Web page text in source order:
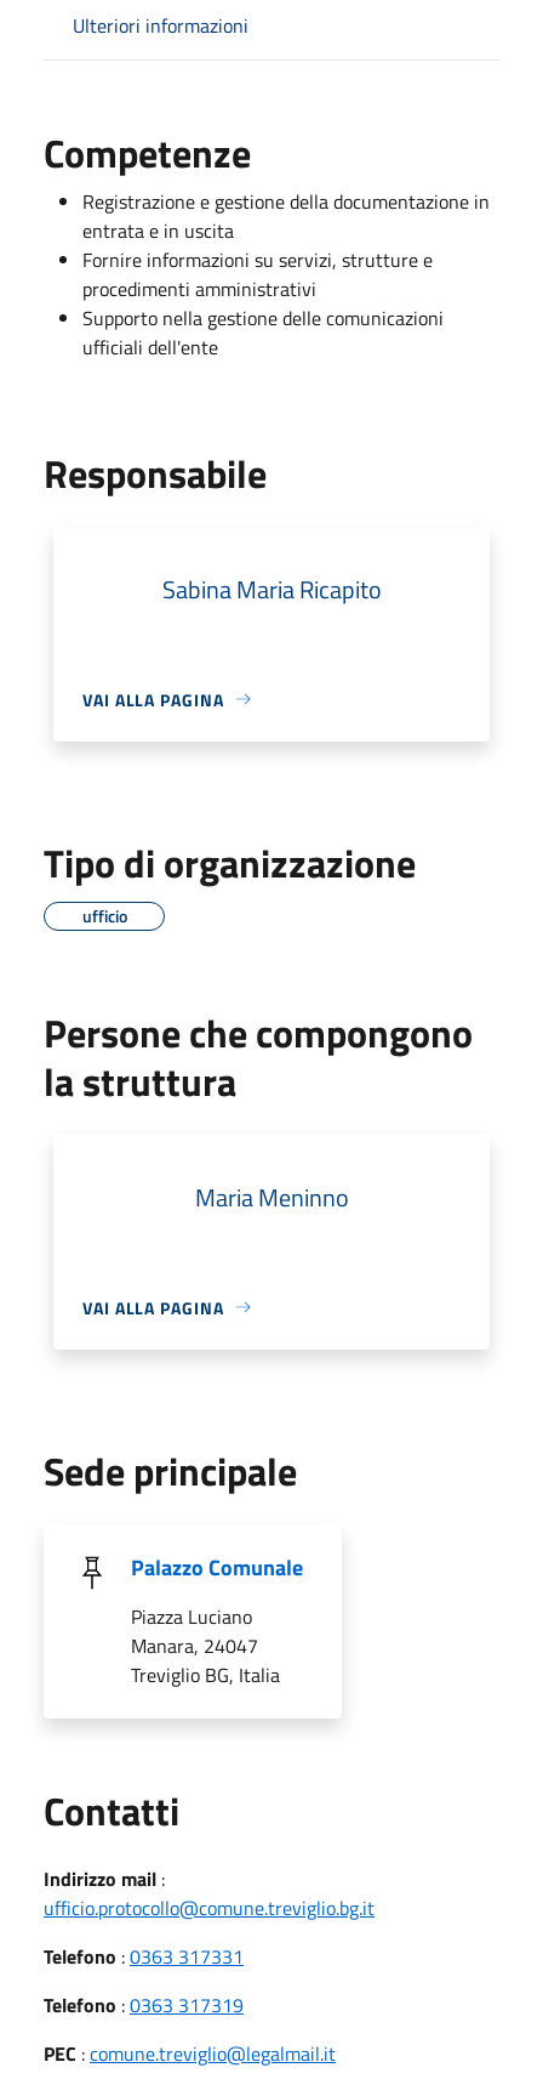
Ulteriori informazioni
Competenze
Registrazione e gestione della documentazione in
entrata e in uscita
Fornire informazioni su servizi, strutture e
procedimenti amministrativi
Supporto nella gestione delle comunicazioni
ufficiali dell'ente
Responsabile
Sabina Maria Ricapito
VAI ALLA PAGINA
Tipo di organizzazione
ufficio
Persone che compongono
la struttura
Maria Meninno
VAI ALLA PAGINA
Sede principale
Palazzo Comunale
Piazza Luciano
Manara, 24047
Treviglio BG, Italia
Contatti
Indirizzo mail :
ufficio.protocollo@comune.treviglio.bg.it
Telefono :0363 317331
Telefono :0363 317319
PEC :comune.treviglio@legalmail.it